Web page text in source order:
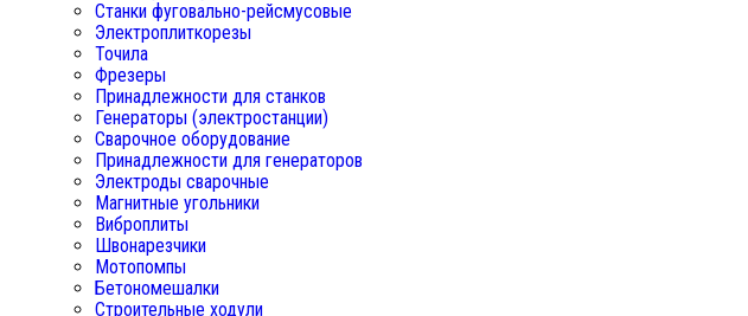
Станки фуговально-рейсмусовые
Электроплиткорезы
Точила
Фрезеры
Принадлежности для станков
Генераторы (электростанции)
Сварочное оборудование
Принадлежности для генераторов
Электроды сварочные
Магнитные угольники
Виброплиты
Швонарезчики
Мотопомпы
Бетономешалки
Строительные ходули